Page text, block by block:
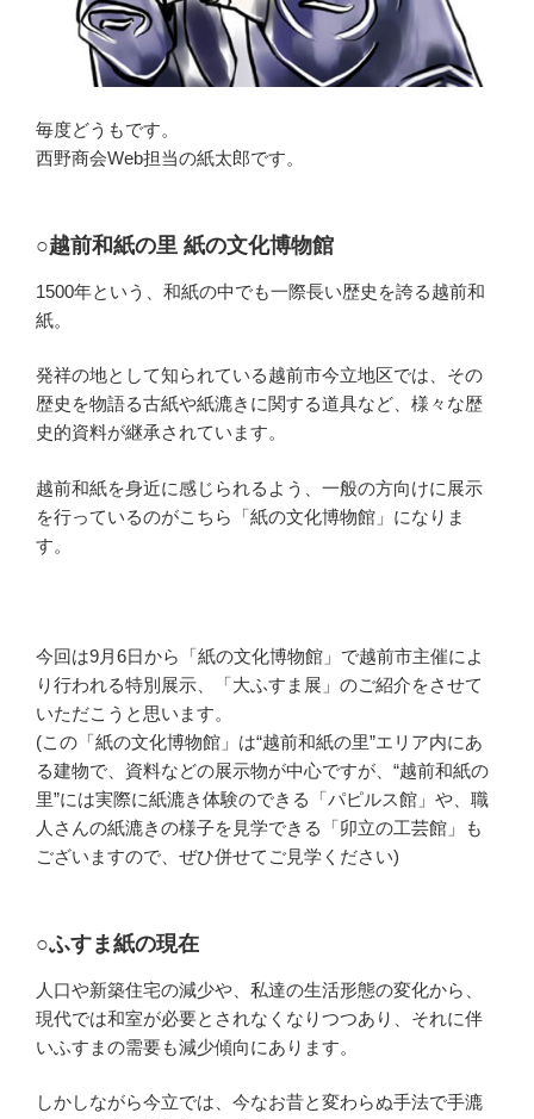
毎度どうもです。
西野商会Web担当の紙太郎です。
○越前和紙の里 紙の文化博物館
1500年という、和紙の中でも一際長い歴史を誇る越前和
紙。
発祥の地として知られている越前市今立地区では、その
歴史を物語る古紙や紙漉きに関する道具など、様々な歴
史的資料が継承されています。
越前和紙を身近に感じられるよう、一般の方向けに展示
を行っているのがこちら「紙の文化博物館」になりま
す。
今回は9月6日から「紙の文化博物館」で越前市主催によ
り行われる特別展示、「大ふすま展」のご紹介をさせて
いただこうと思います。
(この「紙の文化博物館」は“越前和紙の里”エリア内にあ
る建物で、資料などの展示物が中心ですが、“越前和紙の
里”には実際に紙漉き体験のできる「パピルス館」や、職
人さんの紙漉きの様子を見学できる「卯立の工芸館」も
ございますので、ぜひ併せてご見学ください)
○ふすま紙の現在
人口や新築住宅の減少や、私達の生活形態の変化から、
現代では和室が必要とされなくなりつつあり、それに伴
いふすまの需要も減少傾向にあります。
しかしながら今立では、今なお昔と変わらぬ手法で手漉